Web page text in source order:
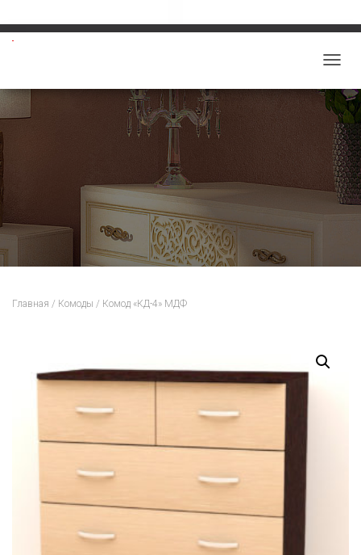
Е
Р
Е
К
Л
Ю
Главная / Комоды / Комод «КД-4» МДФ